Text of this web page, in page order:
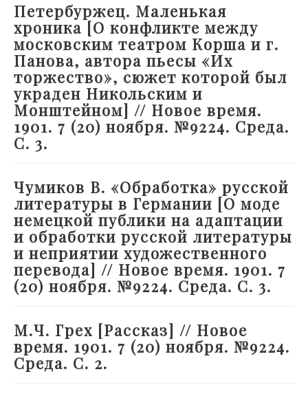
Петербуржец. Маленькая
хроника [О конфликте между
московским театром Корша и г.
Панова, автора пьесы «Их
торжество», сюжет которой был
украден Никольским и
Монштейном] // Новое время.
1901. 7 (20) ноября. №9224. Среда.
С. 3.
Чумиков В. «Обработка» русской
литературы в Германии [О моде
немецкой публики на адаптации
и обработки русской литературы
и неприятии художественного
перевода] // Новое время. 1901. 7
(20) ноября. №9224. Среда. С. 3.
М.Ч. Грех [Рассказ] // Новое
время. 1901. 7 (20) ноября. №9224.
Среда. С. 2.